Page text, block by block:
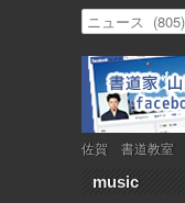
佐賀 書道教室
music